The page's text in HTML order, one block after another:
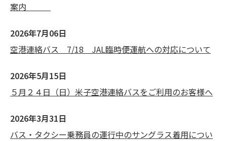
案内
2026年7月06日
空港連絡バス 7/18 JAL臨時便運航への対応について
2026年5月15日
５月２４日（日）米子空港連絡バスをご利用のお客様へ
2026年3月31日
バス・タクシー乗務員の運行中のサングラス着用につい